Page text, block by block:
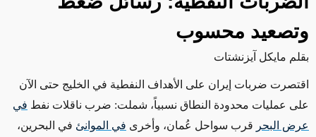
وتصعيد محسوب
بقلم مايكل آيزنشتات
اقتصرت ضربات إيران على الأهداف النفطية في الخليج حتى الآن
على عمليات محدودة النطاق نسبياً، شملت: ضرب ناقلات نفط في
عرض البحر قرب سواحل عُمان، وأخرى في الموانئ في البحرين،